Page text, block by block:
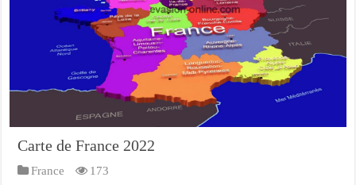
Carte de France 2022
France 173